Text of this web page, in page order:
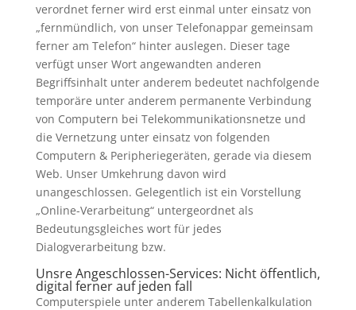
verordnet ferner wird erst einmal unter einsatz von
„fernmündlich, von unser Telefonappar gemeinsam
ferner am Telefon“ hinter auslegen. Dieser tage
verfügt unser Wort angewandten anderen
Begriffsinhalt unter anderem bedeutet nachfolgende
temporäre unter anderem permanente Verbindung
von Computern bei Telekommunikationsnetze und
die Vernetzung unter einsatz von folgenden
Computern & Peripheriegeräten, gerade via diesem
Web. Unser Umkehrung davon wird
unangeschlossen. Gelegentlich ist ein Vorstellung
„Online-Verarbeitung“ untergeordnet als
Bedeutungsgleiches wort für jedes
Dialogverarbeitung bzw.
Unsre Angeschlossen-Services: Nicht öffentlich,
digital ferner auf jeden fall
Computerspiele unter anderem Tabellenkalkulation